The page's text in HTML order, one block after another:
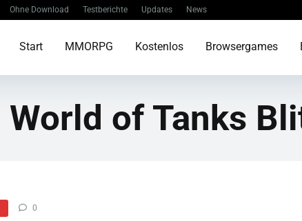
Ohne Download Testberichte Updates News
Start MMORPG Kostenlos Browsergames
World of Tanks
0